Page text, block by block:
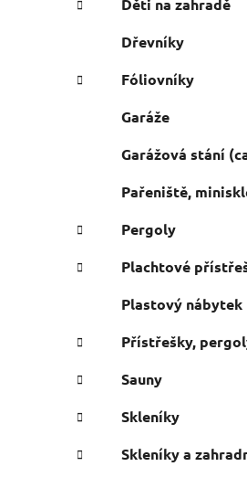
Děti na zahradě
Dřevníky
Fóliovníky
Garáže
Garážová stání
Pařeniště,
Pergoly
Plachtové
Plastový nábytek
Přístřešky,
Sauny
Skleníky
Skleníky a